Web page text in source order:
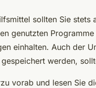
sollten Sie stets
genutzten
einhalten. Auch der
werden,
vorab und lesen Sie